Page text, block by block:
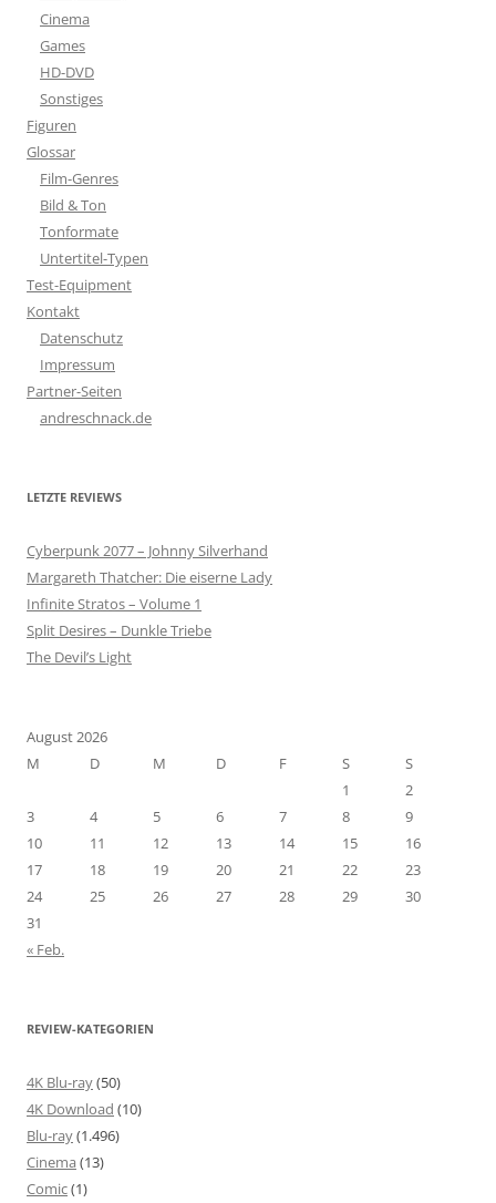
Cinema
Games
HD-DVD
Sonstiges
Figuren
Glossar
Film-Genres
Bild & Ton
Tonformate
Untertitel-Typen
Test-Equipment
Kontakt
Datenschutz
Impressum
Partner-Seiten
andreschnack.de
LETZTE REVIEWS
Cyberpunk 2077 – Johnny Silverhand
Margareth Thatcher: Die eiserne Lady
Infinite Stratos – Volume 1
Split Desires – Dunkle Triebe
The Devil’s Light
August 2026
M
D M D F S
S
1
2
3
4 5 6 7 8
9
10
11 12 13 14 15
16
17
18 19 20 21 22
23
24
25 26 27 28 29
30
31
« Feb.
REVIEW-KATEGORIEN
4K Blu-ray(50)
4K Download (10)
Blu-ray(1.496)
Cinema (13)
Comic(1)